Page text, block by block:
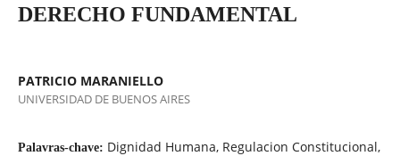
DERECHO FUNDAMENTAL
PATRICIO MARANIELLO
UNIVERSIDAD DE BUENOS AIRES
Palavras-chave: Dignidad Humana, Regulacion Constitucional,